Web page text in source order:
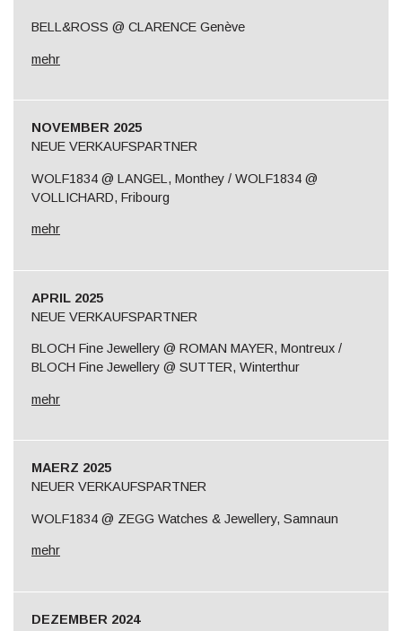
BELL&ROSS @ CLARENCE Genève
mehr
NOVEMBER 2025
NEUE VERKAUFSPARTNER
WOLF1834 @ LANGEL, Monthey / WOLF1834 @
VOLLICHARD, Fribourg
mehr
APRIL 2025
NEUE VERKAUFSPARTNER
BLOCH Fine Jewellery @ ROMAN MAYER, Montreux /
BLOCH Fine Jewellery @ SUTTER, Winterthur
mehr
MAERZ 2025
NEUER VERKAUFSPARTNER
WOLF1834 @ ZEGG Watches & Jewellery, Samnaun
mehr
DEZEMBER 2024